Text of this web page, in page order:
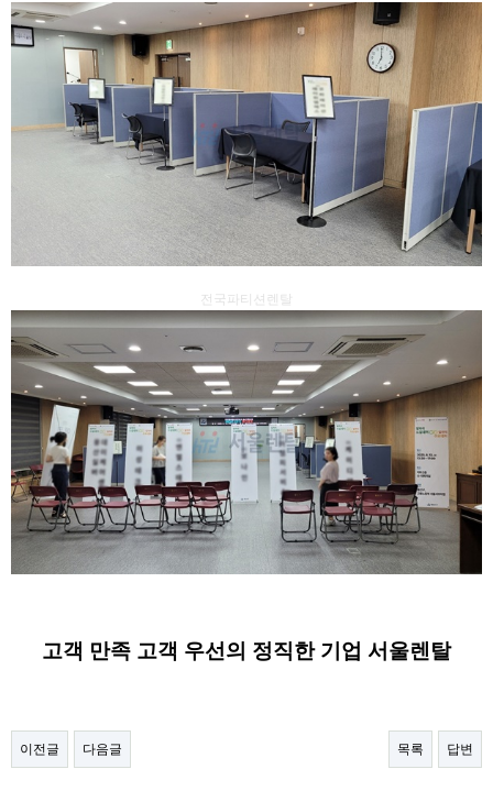
전국파티션렌탈
고객 만족 고객 우선의 정직한 기업 서울렌탈
이전글 다음글 목록 답변